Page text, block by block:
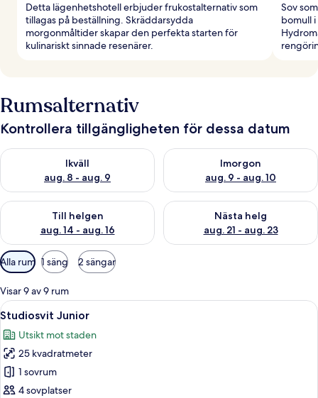
Detta lägenhetshotell erbjuder frukostalternativ som
tillagas på beställning. Skräddarsydda
morgonmåltider skapar den perfekta starten för
kulinariskt sinnade resenärer.
Sov
bomull
Rumsalternativ
Kontrollera tillgängligheten för dessa datum
Ikväll
aug. 8 - aug. 9
Kontrollera tillgängligheten för ikväll aug. 8 - aug. 9
Imorgon
aug. 9 - aug. 10
Kontrollera tillgängligheten
Till helgen
aug. 14 - aug. 16
Kontrollera tillgängligheten för den här helgen aug. 14 - aug.
Nästa helg
aug. 21 - aug. 23
Kontrollera tillgängligheten
Tillgängliga
filter
för
rum
Alla rum 1 säng 2 sängar
Visar 9 av 9 rum
Öppna
alla
foton
för
Studiosvit
Junior
Ett modernt hotellrum med en stor
9
Studiosvit Junior
Utsikt mot staden
25 kvadratmeter
1 sovrum
4 sovplatser